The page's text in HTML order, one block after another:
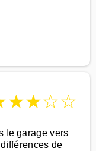
★★☆☆
le garage vers
de